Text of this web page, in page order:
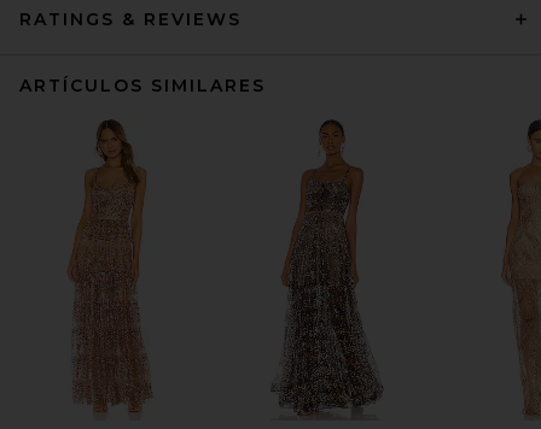
RATINGS & REVIEWS
ARTÍCULOS SIMILARES